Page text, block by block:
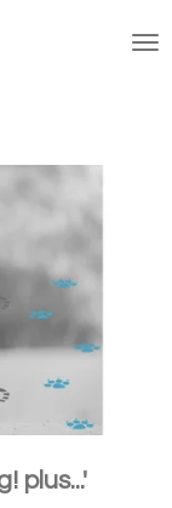
plus...'